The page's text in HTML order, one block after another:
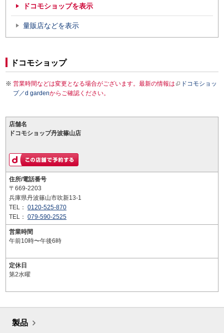
ドコモショップを表示
量販店などを表示
ドコモショップ
営業時間などは変更となる場合がございます。最新の情報は
ドコモショッ
プ／d gardenからご確認ください。
店舗名
ドコモショップ丹波篠山店
住所/電話番号
〒669-2203
兵庫県丹波篠山市吹新13-1
TEL： 0120-525-870
TEL： 079-590-2525
営業時間
午前10時〜午後6時
定休日
第2水曜
製品